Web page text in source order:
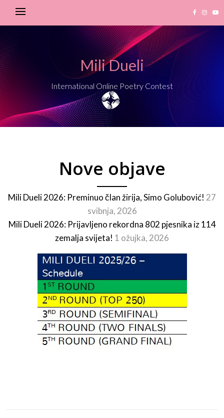
Mili Dueli
International Online Poetry Contest
Nove objave
Mili Dueli 2026: Preminuo član žirija, Simo Golubović! 27
svibnja, 2026
Mili Dueli 2026: Prijavljeno rekordna 802 pjesnika iz 114
zemalja svijeta! 1 ožujka, 2026